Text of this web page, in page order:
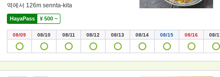
역에서 126m sennta-kita
HayaPass ¥ 500 ~
08/09 08/10 08/11 08/12 08/13 08/14 08/15 08/16 08/